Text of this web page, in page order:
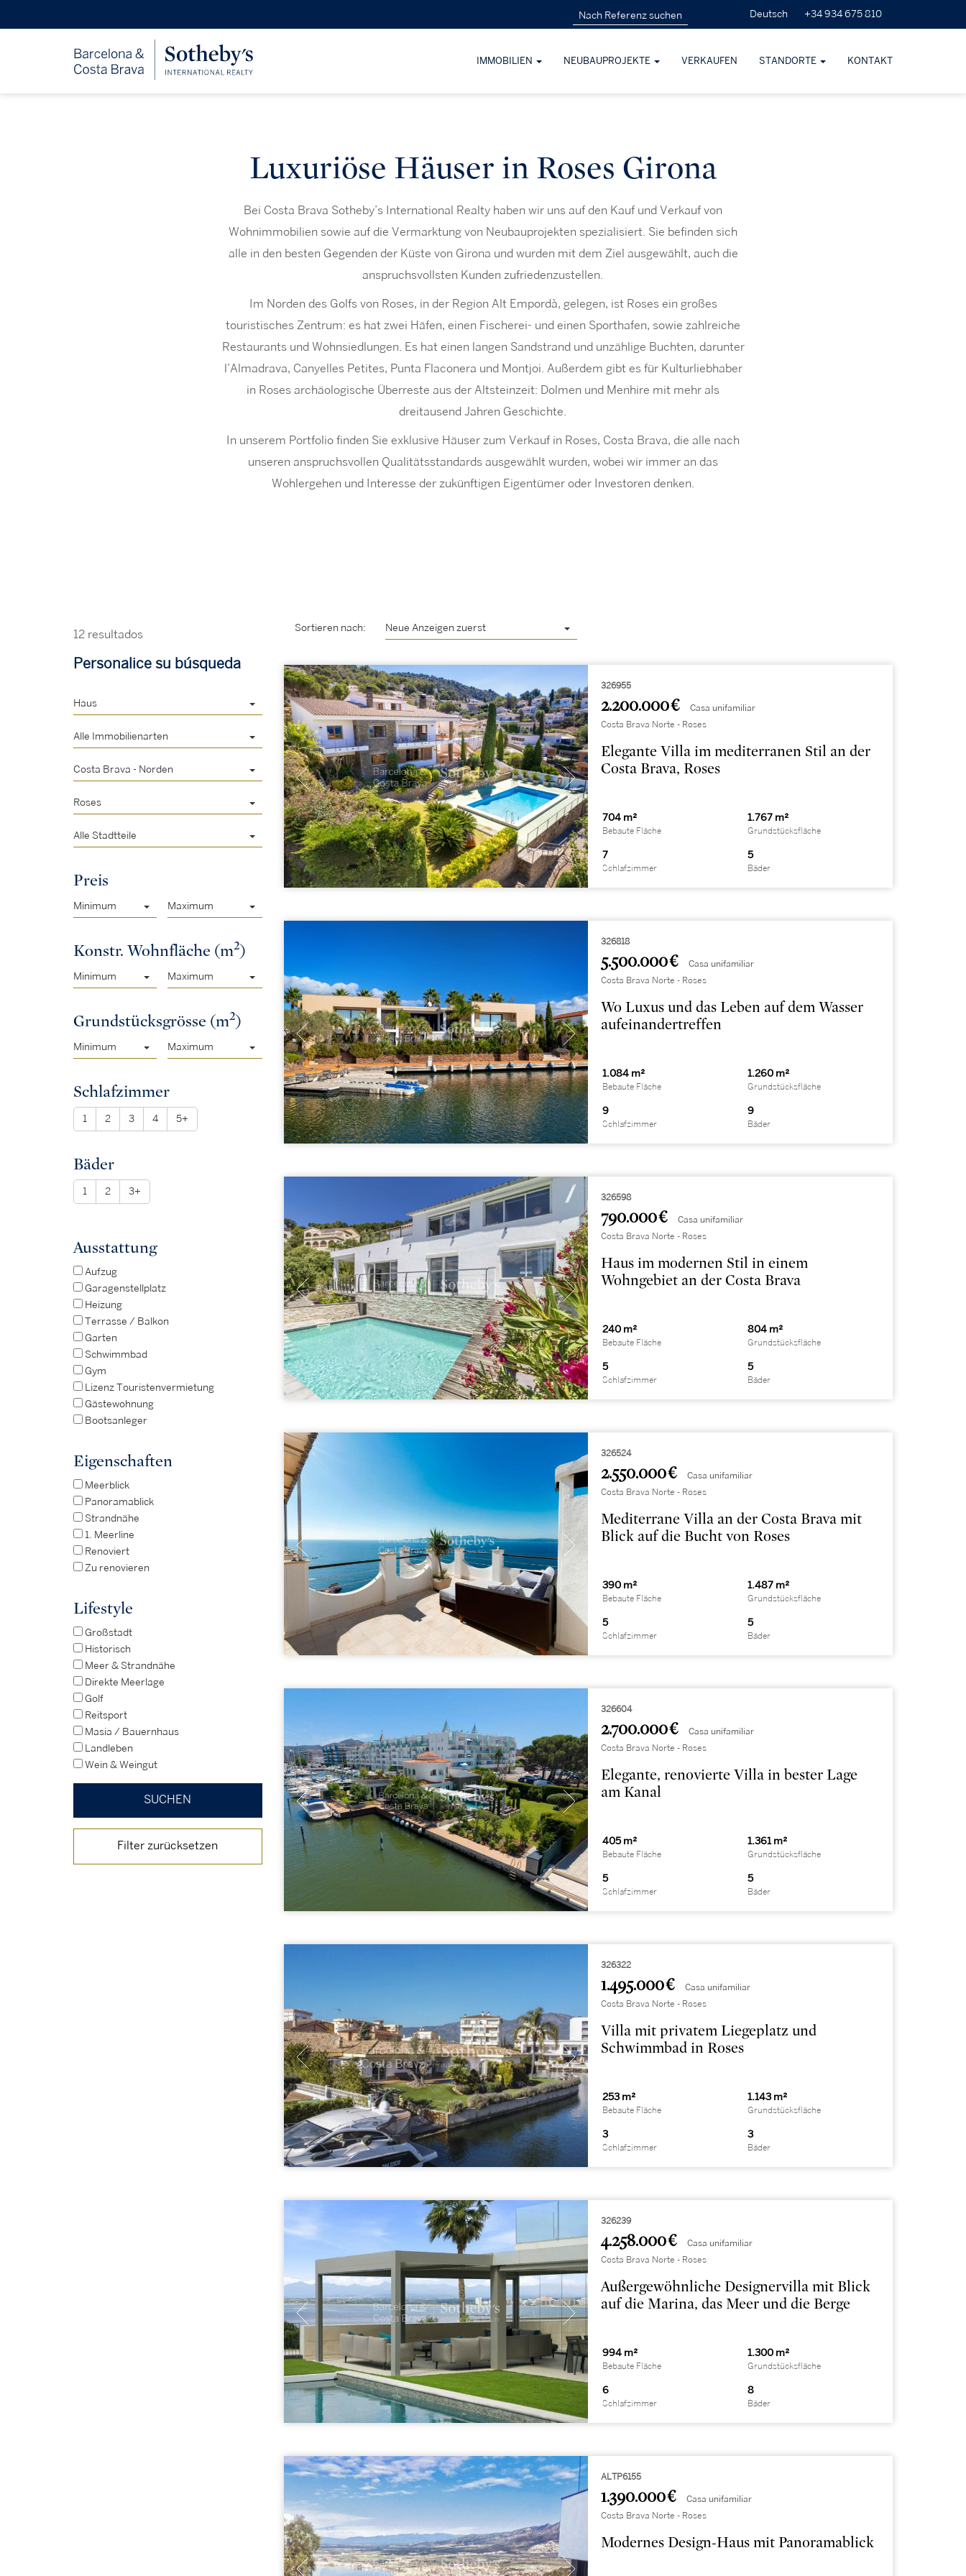
Deutsch +34 934 675 810
IMMOBILIEN NEUBAUPROJEKTE VERKAUFEN STANDORTE KONTAKT
Luxuriöse Häuser in Roses Girona
Bei Costa Brava Sotheby’s International Realty haben wir uns auf den Kauf und Verkauf von
Wohnimmobilien sowie auf die Vermarktung von Neubauprojekten spezialisiert. Sie befinden sich
alle in den besten Gegenden der Küste von Girona und wurden mit dem Ziel ausgewählt, auch die
anspruchsvollsten Kunden zufriedenzustellen.
Im Norden des Golfs von Roses, in der Region Alt Empordà, gelegen, ist Roses ein großes
touristisches Zentrum: es hat zwei Häfen, einen Fischerei- und einen Sporthafen, sowie zahlreiche
Restaurants und Wohnsiedlungen. Es hat einen langen Sandstrand und unzählige Buchten, darunter
l’Almadrava, Canyelles Petites, Punta Flaconera und Montjoi. Außerdem gibt es für Kulturliebhaber
in Roses archäologische Überreste aus der Altsteinzeit: Dolmen und Menhire mit mehr als
dreitausend Jahren Geschichte.
In unserem Portfolio finden Sie exklusive Häuser zum Verkauf in Roses, Costa Brava, die alle nach
unseren anspruchsvollen Qualitätsstandards ausgewählt wurden, wobei wir immer an das
Wohlergehen und Interesse der zukünftigen Eigentümer oder Investoren denken.
12 resultados
Personalice su búsqueda
Haus
Alle Immobilienarten
Costa Brava - Norden
Roses
Alle Stadtteile
Preis
Minimum Maximum
Konstr. Wohnfläche (m2)
Minimum Maximum
Grundstücksgrösse (m2)
Minimum Maximum
Schlafzimmer
1 2 3 4 5+
Bäder
1 2 3+
Ausstattung
Aufzug
Garagenstellplatz
Heizung
Terrasse / Balkon
Garten
Schwimmbad
Gym
Lizenz Touristenvermietung
Gästewohnung
Bootsanleger
Eigenschaften
Meerblick
Panoramablick
Strandnähe
1. Meerline
Renoviert
Zu renovieren
Lifestyle
Großstadt
Historisch
Meer & Strandnähe
Direkte Meerlage
Golf
Reitsport
Masia / Bauernhaus
Landleben
Wein & Weingut
Filter zurücksetzen
Sortieren nach: Neue Anzeigen zuerst
326955
2.200.000 € Casa unifamiliar
Costa Brava Norte - Roses
Elegante Villa im mediterranen Stil an der
Costa Brava, Roses
704 m²
Bebaute Fläche
1.767 m²
Grundstücksfläche
7
Schlafzimmer
5
Bäder
326818
5.500.000 € Casa unifamiliar
Costa Brava Norte - Roses
Wo Luxus und das Leben auf dem Wasser
aufeinandertreffen
1.084 m²
Bebaute Fläche
1.260 m²
Grundstücksfläche
9
Schlafzimmer
9
Bäder
326598
790.000 € Casa unifamiliar
Costa Brava Norte - Roses
Haus im modernen Stil in einem
Wohngebiet an der Costa Brava
240 m²
Bebaute Fläche
804 m²
Grundstücksfläche
5
Schlafzimmer
5
Bäder
326524
2.550.000 € Casa unifamiliar
Costa Brava Norte - Roses
Mediterrane Villa an der Costa Brava mit
Blick auf die Bucht von Roses
390 m²
Bebaute Fläche
1.487 m²
Grundstücksfläche
5
Schlafzimmer
5
Bäder
326604
2.700.000 € Casa unifamiliar
Costa Brava Norte - Roses
Elegante, renovierte Villa in bester Lage
am Kanal
405 m²
Bebaute Fläche
1.361 m²
Grundstücksfläche
5
Schlafzimmer
5
Bäder
326322
1.495.000 € Casa unifamiliar
Costa Brava Norte - Roses
Villa mit privatem Liegeplatz und
Schwimmbad in Roses
253 m²
Bebaute Fläche
1.143 m²
Grundstücksfläche
3
Schlafzimmer
3
Bäder
326239
4.258.000 € Casa unifamiliar
Costa Brava Norte - Roses
Außergewöhnliche Designervilla mit Blick
auf die Marina, das Meer und die Berge
994 m²
Bebaute Fläche
1.300 m²
Grundstücksfläche
6
Schlafzimmer
8
Bäder
ALTP6155
1.390.000 € Casa unifamiliar
Costa Brava Norte - Roses
Modernes Design-Haus mit Panoramablick